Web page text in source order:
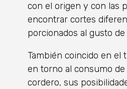
con el origen y con las
encontrar cortes
porcionados al gusto de
También coincido en el
en torno al consumo de
cordero, sus